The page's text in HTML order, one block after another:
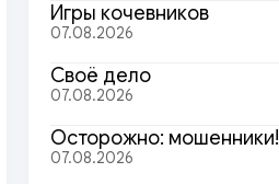
Игры кочевников
07.08.2026
Своё дело
07.08.2026
Осторожно: мошенники!
07.08.2026